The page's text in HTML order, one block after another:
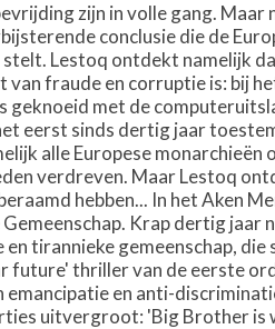
zijn in volle gang. Maar
conclusie die de
Lestoq ontdekt namelijk
van fraude en corruptie is: bij
met de
eerst sinds dertig jaar
alle Europese monarchieën
verdreven. Maar Lestoq
hebben... In het Aken
Krap dertig jaar
tirannieke gemeenschap, die
future' thriller van de eerste
en anti-
uitvergroot: 'Big Brother is